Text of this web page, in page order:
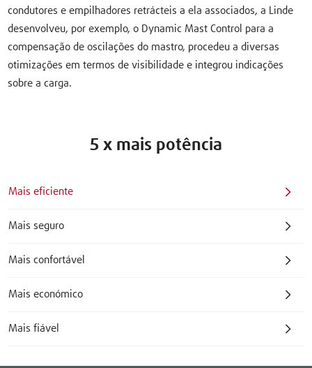
condutores e empilhadores retrácteis a ela associados, a Linde
desenvolveu, por exemplo, o Dynamic Mast Control para a
compensação de oscilações do mastro, procedeu a diversas
otimizações em termos de visibilidade e integrou indicações
sobre a carga.
5 x mais potência
Mais eficiente
Mais seguro
Mais confortável
Mais económico
Mais fiável